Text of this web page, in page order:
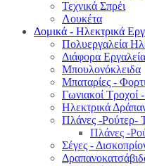
Τεχνικά Σπρέι
Λουκέτα
Δομικά - Ηλεκτρικά
Πολυεργαλεία
Διάφορα
Μπουλονόκλειδα
Μπαταρίες -
Γωνιακοί Τροχοί
Ηλεκτρικά
Πλάνες -Ρούτερ-
Πλάνες -
Σέγες -